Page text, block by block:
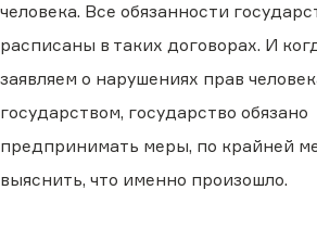
человека. Все обязанности
расписаны в таких договорах. И
заявляем о нарушениях прав
государством, государство обязано
предпринимать меры, по крайней
выяснить, что именно произошло.